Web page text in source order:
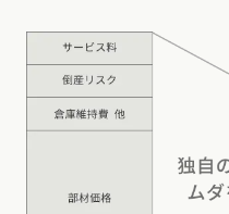
甲信越・北陸エリア
新潟県 (12)富山県 (6) 石川県
長野県 (11)
東海エリア
岐阜県 (24)静岡
関西エリア